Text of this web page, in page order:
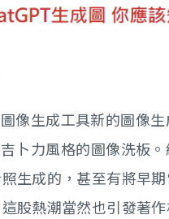
像生成工具新的圖像
卜力風格的圖像洗板
生成的，甚至有將早
股熱潮當然也引發著